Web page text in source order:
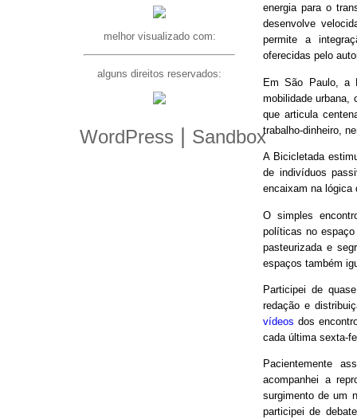
energia para o
desenvolve
permite a
oferecidas pelo
Em São Paulo, a
mobilidade urbana,
que articula
trabalho-dinheiro,
A Bicicletada
de indivíduos
encaixam na lógica
O simples
políticas no
pasteurizada e
espaços também
Participei de
redação e
vídeos dos
cada última sexta-
Pacientemente
acompanhei a
surgimento de um
participei de
melhor visualizado com:
alguns direitos reservados:
WordPress Sandbox